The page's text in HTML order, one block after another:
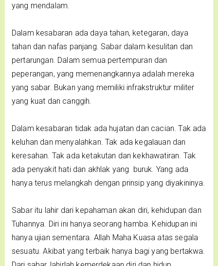
yang mendalam.
Dalam kesabaran ada daya tahan, ketegaran, daya
tahan dan nafas panjang. Sabar dalam kesulitan dan
pertarungan. Dalam semua pertempuran dan
peperangan, yang memenangkannya adalah mereka
yang sabar. Bukan yang memiliki infrakstruktur militer
yang kuat dan canggih.
Dalam kesabaran tidak ada hujatan dan cacian. Tak ada
keluhan dan menyalahkan. Tak ada kegalauan dan
keresahan. Tak ada ketakutan dan kekhawatiran. Tak
ada penyakit hati dan akhlak yang buruk. Yang ada
hanya terus melangkah dengan prinsip yang diyakininya.
Sabar itu lahir dari kepahaman akan diri, kehidupan dan
Tuhannya. Diri ini hanya seorang hamba. Kehidupan ini
hanya ujian sementara. Allah Maha Kuasa atas segala
sesuatu. Akibat yang terbaik hanya bagi yang bertakwa.